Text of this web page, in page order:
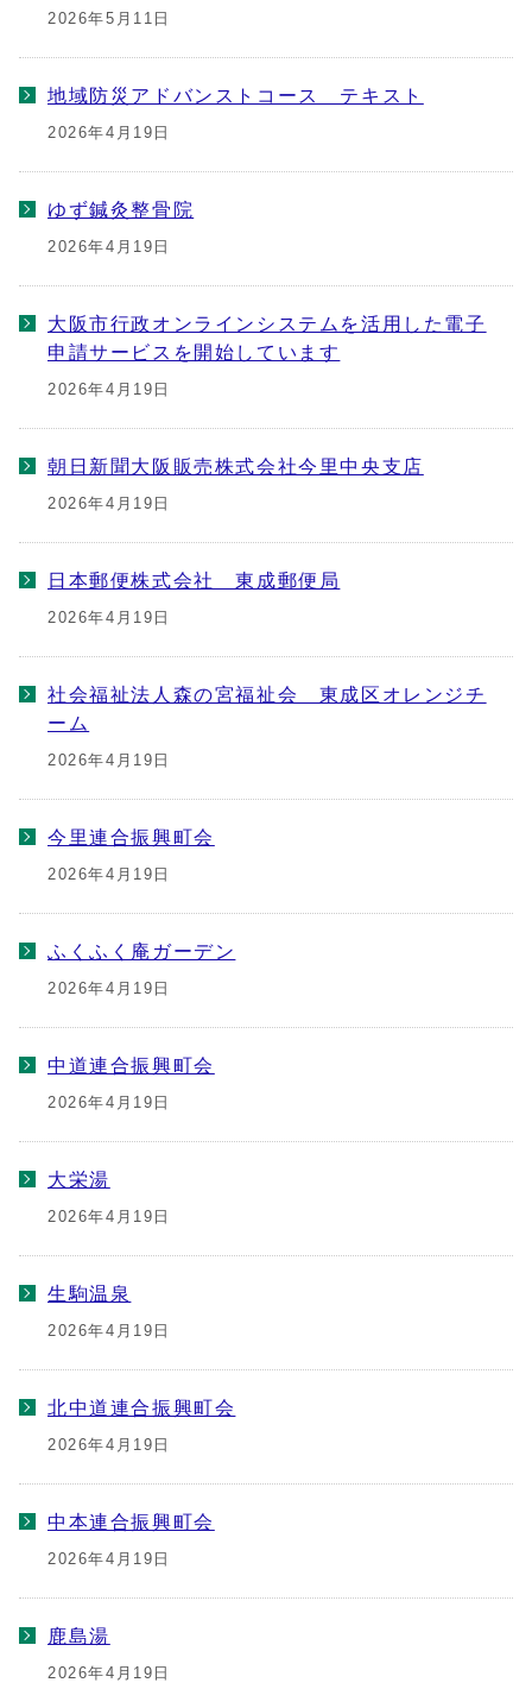
2026年5月11日
地域防災アドバンストコース テキスト
2026年4月19日
ゆず鍼灸整骨院
2026年4月19日
大阪市行政オンラインシステムを活用した電子
申請サービスを開始しています
2026年4月19日
朝日新聞大阪販売株式会社今里中央支店
2026年4月19日
日本郵便株式会社 東成郵便局
2026年4月19日
社会福祉法人森の宮福祉会 東成区オレンジチ
ーム
2026年4月19日
今里連合振興町会
2026年4月19日
ふくふく庵ガーデン
2026年4月19日
中道連合振興町会
2026年4月19日
大栄湯
2026年4月19日
生駒温泉
2026年4月19日
北中道連合振興町会
2026年4月19日
中本連合振興町会
2026年4月19日
鹿島湯
2026年4月19日